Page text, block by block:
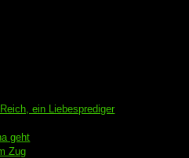
ein Liebesprediger
geht
Zug